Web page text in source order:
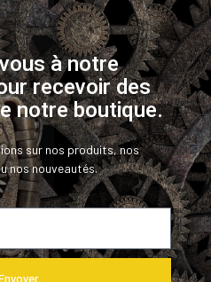
à notre
recevoir des
notre boutique.
sur nos produits, nos
nos nouveautés.